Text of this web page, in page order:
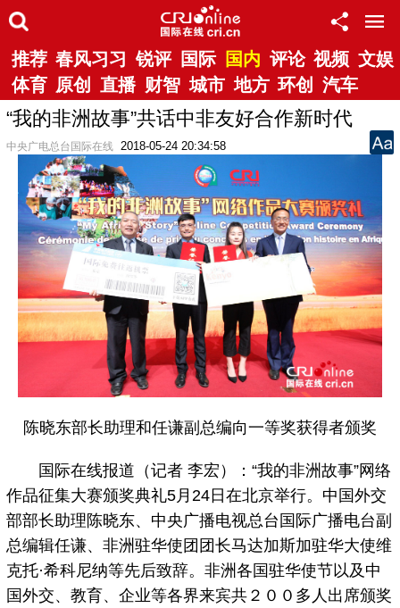
推荐 春风习习 锐评 国际 国内 评论 视频 文娱
体育 原创 直播 财智 城市 地方 环创 汽车
“我的非洲故事”共话中非友好合作新时代
中央广电总台国际在线 2018-05-24 20:34:58
陈晓东部长助理和任谦副总编向一等奖获得者颁奖
国际在线报道（记者 李宏）：“我的非洲故事”网络
作品征集大赛颁奖典礼5月24日在北京举行。中国外交
部部长助理陈晓东、中央广播电视总台国际广播电台副
总编辑任谦、非洲驻华使团团长马达加斯加驻华大使维
克托·希科尼纳等先后致辞。非洲各国驻华使节以及中
国外交、教育、企业等各界来宾共２００多人出席颁奖